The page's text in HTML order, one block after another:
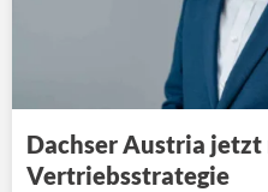
Dachser Austria
Vertriebsstrategie